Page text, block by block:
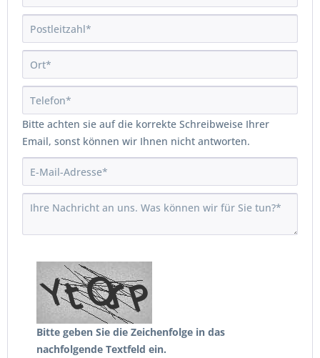
Bitte achten sie auf die korrekte Schreibweise Ihrer
Email, sonst können wir Ihnen nicht antworten.
Bitte geben Sie die Zeichenfolge in das
nachfolgende Textfeld ein.